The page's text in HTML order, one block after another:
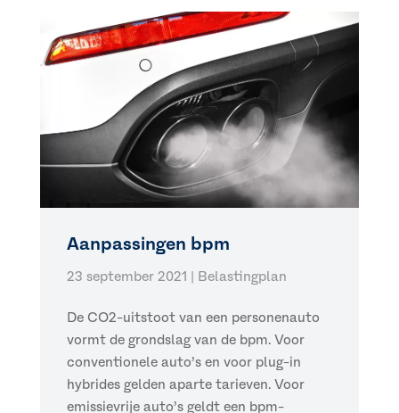
Aanpassingen bpm
23 september 2021 | Belastingplan
De CO2-uitstoot van een personenauto
vormt de grondslag van de bpm. Voor
conventionele auto’s en voor plug-in
hybrides gelden aparte tarieven. Voor
emissievrije auto’s geldt een bpm-